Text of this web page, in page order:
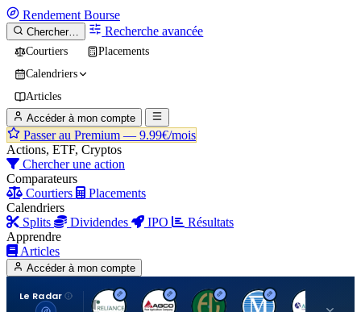
Rendement Bourse
Chercher… Recherche avancée
Courtiers
Placements
Calendriers
Articles
Accéder à mon compte
Passer au Premium — 9.99€/mois
Actions, ETF, Cryptos
Chercher une action
Comparateurs
Courtiers
Placements
Calendriers
Splits
Dividendes IPO
Résultats
Apprendre
Articles
Accéder à mon compte
Le Radar
R A F M A